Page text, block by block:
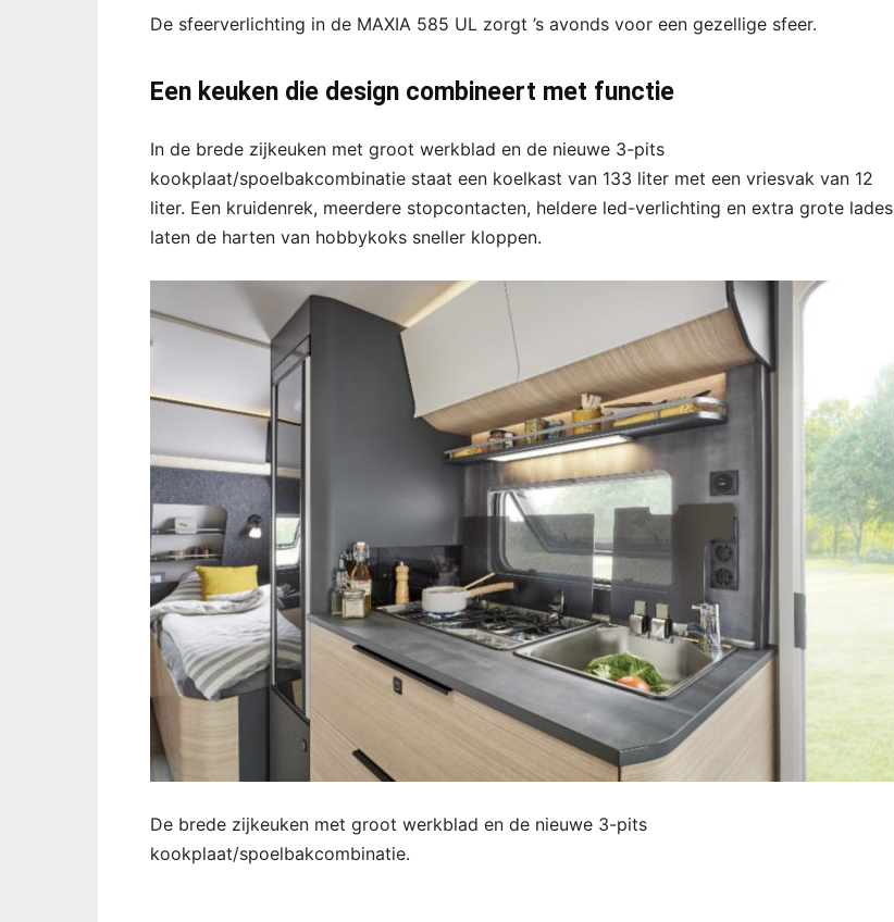
De sfeerverlichting in de MAXIA 585 UL zorgt ’s avonds voor een gezellige sfeer.
Een keuken die design combineert met functie
In de brede zijkeuken met groot werkblad en de nieuwe 3-pits
kookplaat/spoelbakcombinatie staat een koelkast van 133 liter met een vriesvak van 12
liter. Een kruidenrek, meerdere stopcontacten, heldere led-verlichting en extra grote lades
laten de harten van hobbykoks sneller kloppen.
De brede zijkeuken met groot werkblad en de nieuwe 3-pits
kookplaat/spoelbakcombinatie.